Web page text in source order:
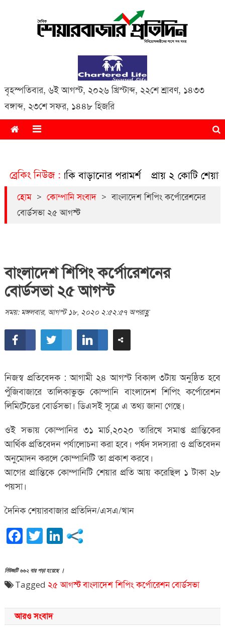
Daily Share Bazar Protidin
বৃহস্পতিবার, ৬ই আগস্ট, ২০২৬ খ্রিস্টাব্দ, ২২শে শ্রাবণ, ১৪৩৩
বঙ্গাব্দ, ২৩শে সফর, ১৪৪৮ হিজরি
ব্রেকিং নিউজ :
বাড়ানোর পরামর্শ প্রায় ২ কোটি শেয়ার বিক্রির
হোম > কোম্পানি সংবাদ > বাংলাদেশ শিপিং কর্পোরেশনের
বোর্ডসভা ২৫ আগস্ট
বাংলাদেশ শিপিং কর্পোরেশনের
বোর্ডসভা ২৫ আগস্ট
সময়: মঙ্গলবার, আগস্ট ১৮, ২০২০ ২:৫২:৫৭ অপরাহ্ণ
নিজস্ব প্রতিবেদক : আগামী ২৪ আগস্ট বিকাল ৩টায় অনুষ্ঠিত হবে
পুঁজিবাজারে তালিকাভুক্ত কোম্পানি বাংলাদেশ শিপিং কর্পোরেশন
লিমিটেডের বোর্ডসভা। ডিএসই সূত্রে এ তথ্য জানা গেছে।
ওই সভায় কোম্পানির ৩১ মার্চ,২০২০ তারিখে সমাপ্ত প্রান্তিকের
আর্থিক প্রতিবেদন পর্যালোচনা করা হবে। পর্ষদ সদস্যরা ও প্রতিবেদন
অনুমোদন করলে কোম্পানিটি তা প্রকাশ করবে।
আগের প্রান্তিকে কোম্পানিটি শেয়ার প্রতি আয় করেছিল ১ টাকা ২৮
পয়সা।
দৈনিক শেয়ারবাজার প্রতিদিন/এসএ/খান
Facebook
TwitterLinkedIn
নিউজটি ৬৬২ বার পড়া হয়েছে ।
Tagged ২৫ আগস্টবাংলাদেশ শিপিং কর্পোরেশনবোর্ডসভা
আরও সংবাদ